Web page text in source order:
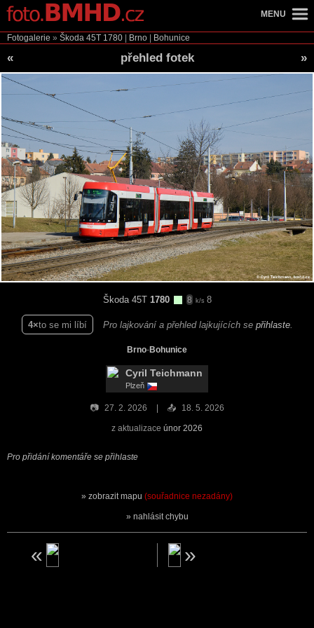
Fotogalerie » Škoda 45T 1780 Brno Bohunice
« přehled fotek »
Škoda 45T 1780 8 k/s 8
4 to se mi líbí Pro lajkování a přehled lajkujících se přihlaste.
Brno-Bohunice
Cyril Teichmann
Plzeň
📷 27. 2. 2026 📤 18. 5. 2026
z aktualizace únor 2026
Pro přidání komentáře se přihlaste
zobrazit mapu (souřadnice nezadány)
nahlásit chybu
MENU